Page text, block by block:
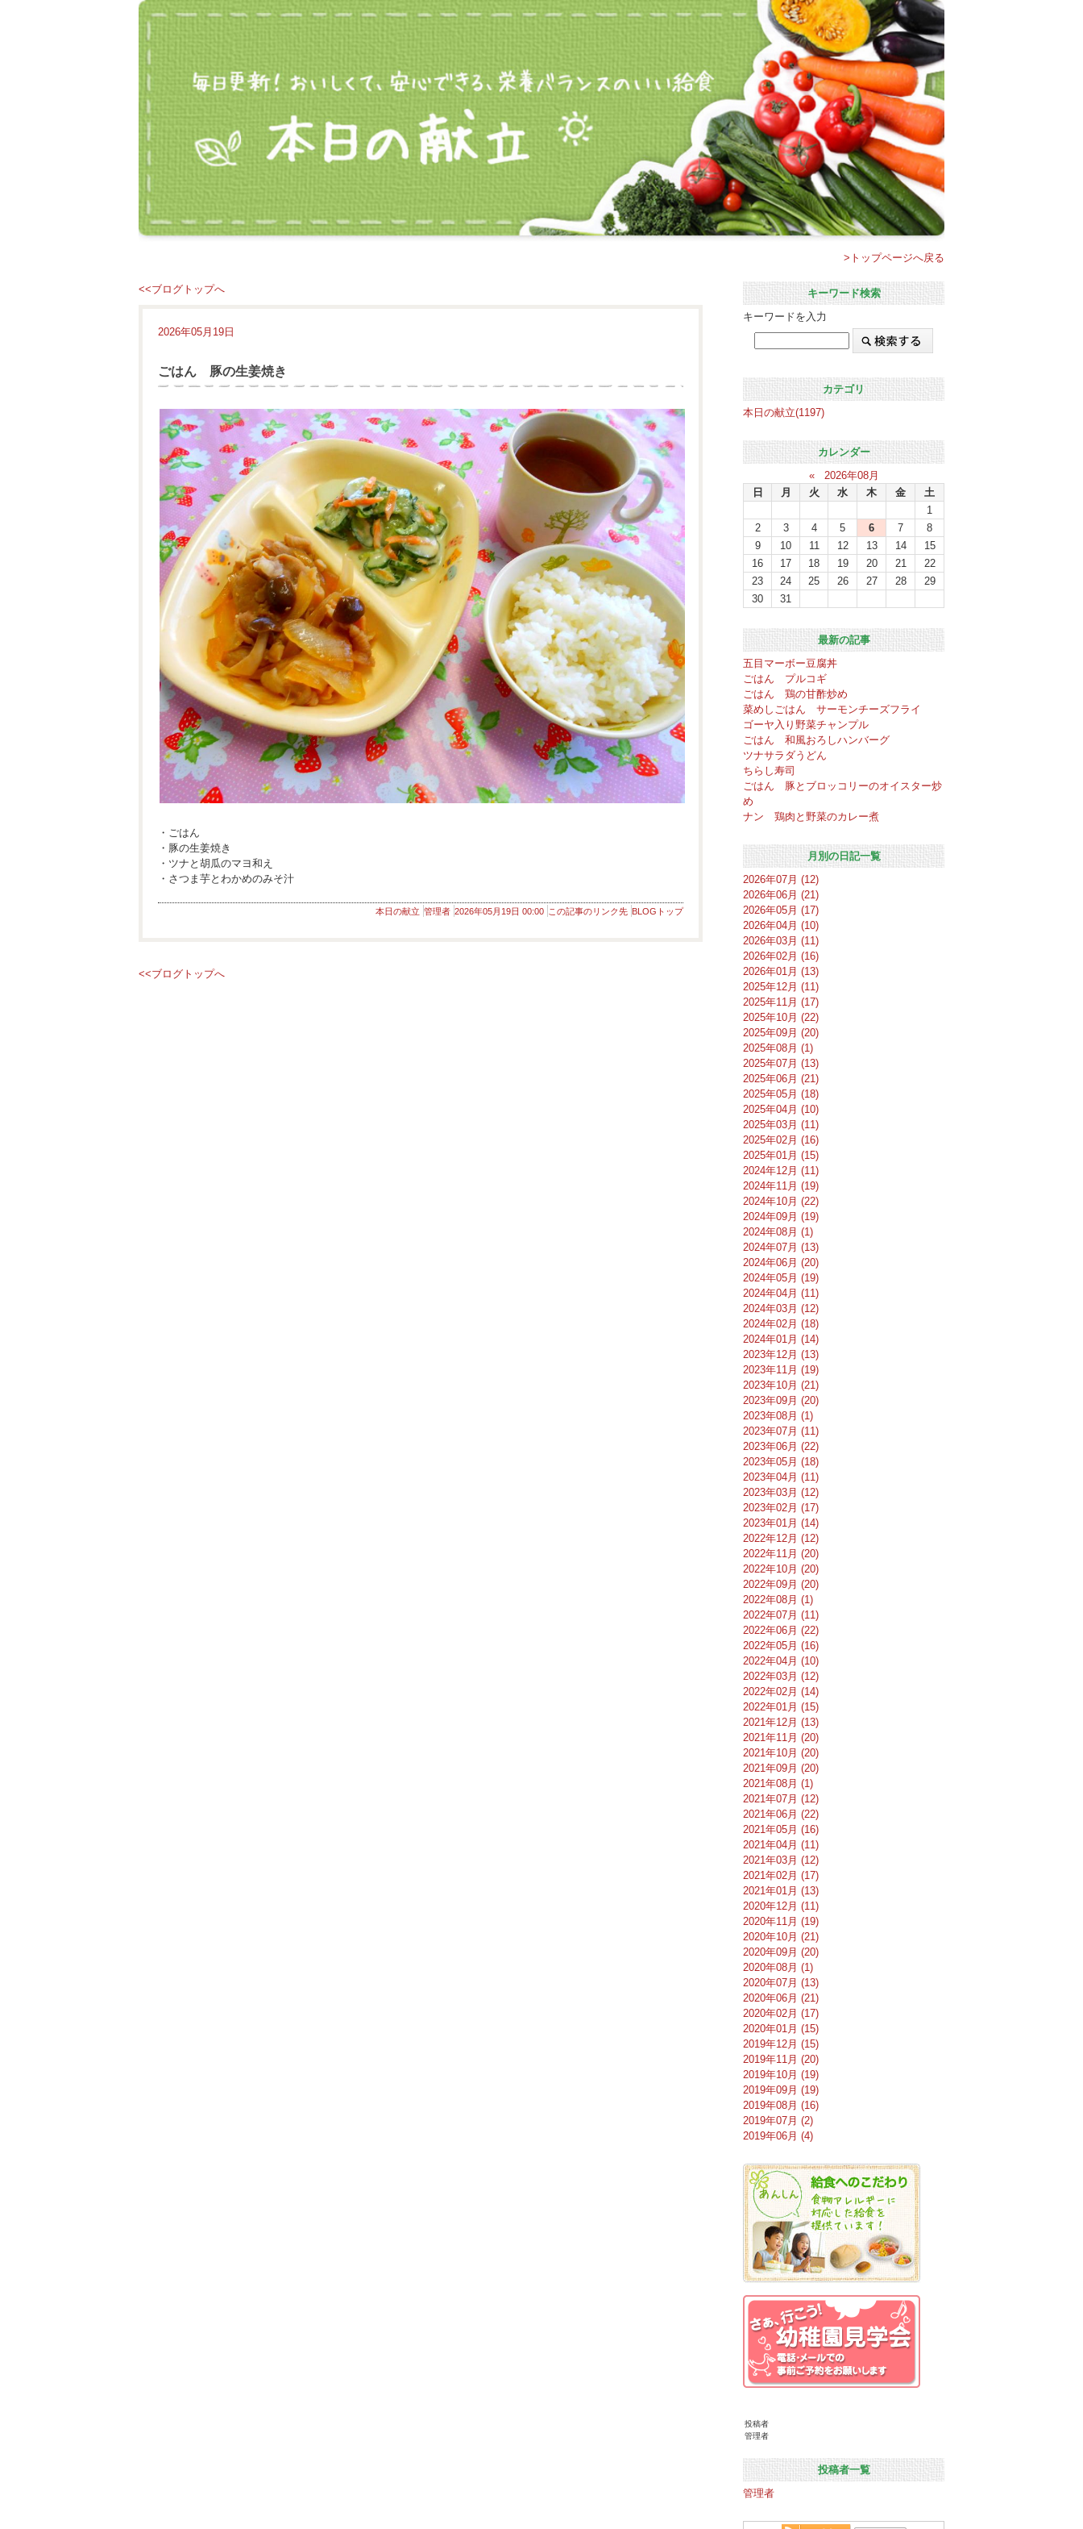
>トップページへ戻る
<<ブログトップへ
2026年05月19日
ごはん 豚の生姜焼き
・ごはん
・豚の生姜焼き
・ツナと胡瓜のマヨ和え
・さつま芋とわかめのみそ汁
本日の献立 管理者 2026年05月19日 00:00 この記事のリンク先 BLOGトップ
<<ブログトップへ
キーワード検索
キーワードを入力
カテゴリ
本日の献立(1197)
カレンダー
«
2026年08月
日
月 火 水 木 金
土
1
2
3 4 5 6 7
8
9
10 11 12 13 14
15
16
17 18 19 20 21
22
23
24 25 26 27 28
29
30
31
最新の記事
五目マーボー豆腐丼
ごはん プルコギ
ごはん 鶏の甘酢炒め
菜めしごはん サーモンチーズフライ
ゴーヤ入り野菜チャンプル
ごはん 和風おろしハンバーグ
ツナサラダうどん
ちらし寿司
ごはん 豚とブロッコリーのオイスター炒
め
ナン 鶏肉と野菜のカレー煮
月別の日記一覧
2026年07月 (12)
2026年06月 (21)
2026年05月 (17)
2026年04月 (10)
2026年03月 (11)
2026年02月 (16)
2026年01月 (13)
2025年12月 (11)
2025年11月 (17)
2025年10月 (22)
2025年09月 (20)
2025年08月 (1)
2025年07月 (13)
2025年06月 (21)
2025年05月 (18)
2025年04月 (10)
2025年03月 (11)
2025年02月 (16)
2025年01月 (15)
2024年12月 (11)
2024年11月 (19)
2024年10月 (22)
2024年09月 (19)
2024年08月 (1)
2024年07月 (13)
2024年06月 (20)
2024年05月 (19)
2024年04月 (11)
2024年03月 (12)
2024年02月 (18)
2024年01月 (14)
2023年12月 (13)
2023年11月 (19)
2023年10月 (21)
2023年09月 (20)
2023年08月 (1)
2023年07月 (11)
2023年06月 (22)
2023年05月 (18)
2023年04月 (11)
2023年03月 (12)
2023年02月 (17)
2023年01月 (14)
2022年12月 (12)
2022年11月 (20)
2022年10月 (20)
2022年09月 (20)
2022年08月 (1)
2022年07月 (11)
2022年06月 (22)
2022年05月 (16)
2022年04月 (10)
2022年03月 (12)
2022年02月 (14)
2022年01月 (15)
2021年12月 (13)
2021年11月 (20)
2021年10月 (20)
2021年09月 (20)
2021年08月 (1)
2021年07月 (12)
2021年06月 (22)
2021年05月 (16)
2021年04月 (11)
2021年03月 (12)
2021年02月 (17)
2021年01月 (13)
2020年12月 (11)
2020年11月 (19)
2020年10月 (21)
2020年09月 (20)
2020年08月 (1)
2020年07月 (13)
2020年06月 (21)
2020年02月 (17)
2020年01月 (15)
2019年12月 (15)
2019年11月 (20)
2019年10月 (19)
2019年09月 (19)
2019年08月 (16)
2019年07月 (2)
2019年06月 (4)
投稿者
管理者
投稿者一覧
管理者